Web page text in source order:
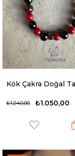
₺1.050,00
₺1.240,00